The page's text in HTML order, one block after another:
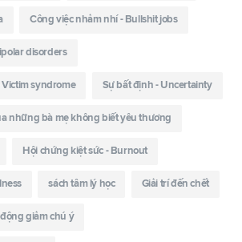
Công việc nhảm nhí - Bullshit jobs
disorders
Victim syndrome Sự bất định - Uncertainty
những bà mẹ không biết yêu thương
Hội chứng kiệt sức - Burnout
sách tâm lý học Giải trí đến chết
giảm chú ý